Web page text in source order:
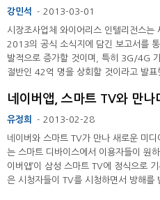
강민석 - 2013-03-01
시장조사업체 와이어리스 인텔리전스
2013의 공식 소식지에 담긴 보고서를
발적으로 증가할 것이며, 특히 3G/4G
절반인 42억 명을 상회할 것이라고 발표
네이버앱, 스마트 TV와 만나
유정희 - 2013-02-28
네이버와 스마트 TV가 만나 새로운 미
는 스마트 디바이스에서 이용자들이 원
이버앱’이 삼성 스마트 TV에 정식으로
은 시청자들이 TV를 시청하면서 방해를